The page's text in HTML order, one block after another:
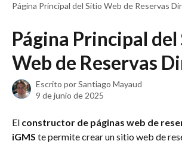
Página Principal del Sitio Web de Reservas
Página Principal
Web de Reservas
Escrito porSantiago Mayaud
9 de junio de 2025
El constructor de páginas web de
iGMS te permite crear un sitio web de